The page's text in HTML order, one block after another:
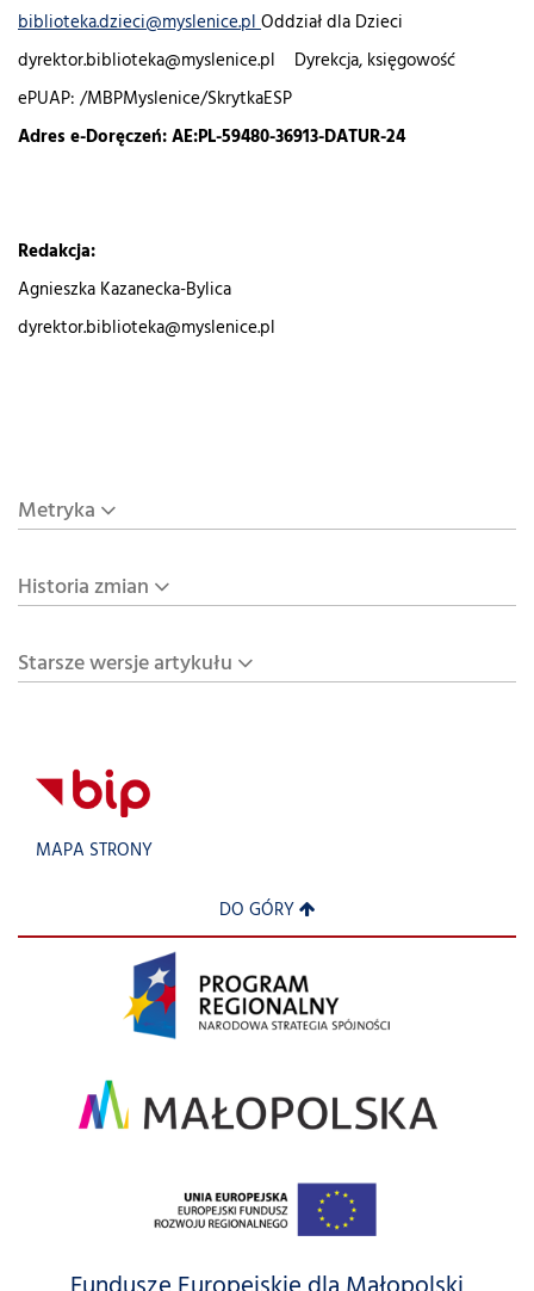
biblioteka.dzieci@myslenice.plOddział dla Dzieci
dyrektor.biblioteka@myslenice.pl Dyrekcja, księgowość
ePUAP: /MBPMyslenice/SkrytkaESP
Adres e-Doręczeń: AE:PL-59480-36913-DATUR-24
Redakcja:
Agnieszka Kazanecka-Bylica
dyrektor.biblioteka@myslenice.pl
Metryka
Historia zmian
Starsze wersje artykułu
MAPA STRONY
DO GÓRY